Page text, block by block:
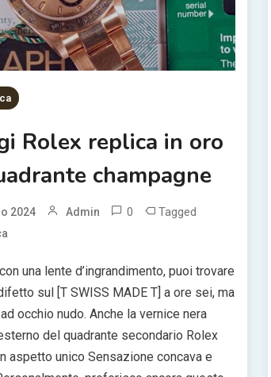
Rolex replica in oro
champagne
2024 Admin 0 Tagged
una lente d’ingrandimento, puoi trovare
sul [T SWISS MADE T] a ore sei, ma
occhio nudo. Anche la vernice nera
del quadrante secondario Rolex
aspetto unico Sensazione concava e